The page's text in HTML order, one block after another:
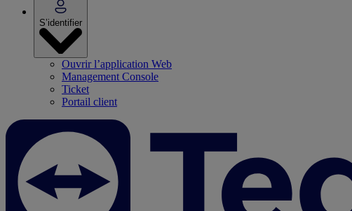
S’identifier
Ouvrir l’application Web
Management Console
Ticket
Portail client